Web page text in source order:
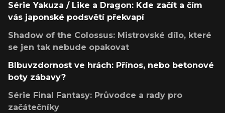
Série Yakuza / Like a Dragon: Kde začít a čím
vás japonské podsvětí překvapí
Shadow of the Colossus: Mistrovské dílo, které
se jen tak nebude opakovat
Blbuvzdornost ve hrách: Přínos, nebo betonové
boty zábavy?
Série Final Fantasy: Průvodce a rady pro
začátečníky